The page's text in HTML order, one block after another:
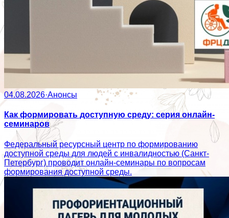
04.08.2026·Анонсы
Как формировать доступную среду: серия онлайн-
семинаров
Федеральный ресурсный центр по формированию
доступной среды для людей с инвалидностью (Санкт-
Петербург) проводит онлайн-семинары по вопросам
формирования доступной среды.